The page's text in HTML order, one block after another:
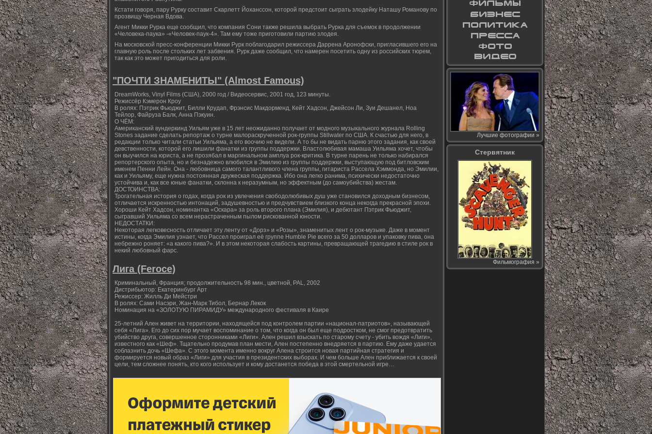
Кстати говоря, пару Рурку составит Скарлетт Йоханссон, которой предстоит сыграть злодейку Наташу Романову по
прозвищу Черная Вдова.
Агент Микки Рурка еще сообщил, что компания Сони также решила выбрать Рурка для съемок в продолжении
«Человека-паука» -«Человек-паук-4». Там ему тоже приготовили партию злодея.
На московской пресс-конференции Микки Рурк поблагодарил режиссера Даррена Аронофски, пригласившего его на
главную роль после стольких лет забвения. Рурк даже сообщил, что намерен посетить одну из российских тюрем,
так как это может пригодиться для роли.
"ПОЧТИ ЗНАМЕНИТЫ" (Almost Famous)
DreamWorks, Vinyl Films (США), 2000 год / Видеосервис, 2001 год, 123 минуты.
Режиссёр Кэмерон Кроу
В ролях: Пэтрик Фьюджит, Билли Крудап, Фрэнсис Макдорменд, Кейт Хадсон, Джейсон Ли, Зуи Дешанел, Ноа
Тейлор, Файруза Балк, Анна Пэкуин.
О ЧЁМ:
Американский вундеркинд Уильям уже в 15 лет неожиданно получает от модного музыкального журнала Rolling
Stones задание сделать репортаж о турне малораскрученной рок-группы Stillwater по США. К счастью для него, в
редакции только читали статьи Уильяма, а его воочию не видели. А то бы не видать парню этого задания, как своей
девственности, которой его лишили фанатки из группы поддержки. Властолюбивая мамаша Уильяма хочет, чтобы
он выучился на юриста, а не прозябал в маргинальном амплуа рок-критика. В турне парень не только набирался
репортерского опыта, но и безнадежно влюбился в Эмилию из группы поддержки, выступающую под битловским
именем Пенни Лейн. Она - любовница самого талантливого члена группы, гитариста Рассела Хэммонда, но Эмилии,
как и Уильяму, еще нужна постоянная дружеская поддержка. Ибо она легко ранима, психически недостаточно
устойчива и, как все юные фанатки, склонна к неразумным, но эффектным (до самоубийства) жестам.
ДОСТОИНСТВА:
Трогательная история о годах, когда рок из увлечения свободолюбивых душ уже становился доходным бизнесом,
отличается искренностью интонаций, задушевностью и предчувствием близкого конца некогда прекрасной эпохи.
Хороши Кейт Хадсон, номинантка «Оскара» за роль второго плана (Эмилия), и дебютант Пэтрик Фьюджит,
сыгравший Уильяма со всем нерастраченным пылом рискованной юности.
НЕДОСТАТКИ:
Некоторая легковесность отличает эту ленту от «Дорз» и «Розы», знаменитых лент о рок-музыке. Даже в момент
истины, когда Эмилия узнает, что Рассел проиграл её группе Humble Pie всего за 50 долларов и упаковку пива, она
небрежно роняет: «а какого пива?». И в этом некоторая слабость картины, превращающей трагедию в стиле рок в
некий любовный фарс.
Лига (Feroce)
Криминальный, Франция; продолжительность 98 мин., цветной, PAL, 2002
Дистрибьютор: Екатеринбург Арт
Режиссер: Жилль Ди Мейстри
В ролях: Сами Насэри, Жан-Марк Тибол, Бернар Лекок
Номинация на «ЗОЛОТУЮ ПИРАМИДУ» международного фестиваля в Каире
25-летний Ален живет на территории, находящейся под контролем партии «национал-патриотов», называющей
себя «Лига». Его до сих пор мучает воспоминание о том, что когда он был еще подростком, не смог предотвратить
убийство друга, совершенное сторонниками «Лиги». Ален решил взыскать по старому счету - убить вождя «Лиги»,
известного как «Шеф». Тщательно продумав план мести, Ален постепенно внедряется в партию. Ему даже удается
соблазнить дочь «Шефа». С этого момента именно вокруг Алена строится новая партийная стратегия и
формируется новый образ «Лиги» для участия в президентских выборах. И чем больше Ален приближается к своей
цели, тем сложнее понять, кто кого использует и кому достанется победа в этой смертельной игре…
Лучшие фотографии »
Стервятник
Фильмография »